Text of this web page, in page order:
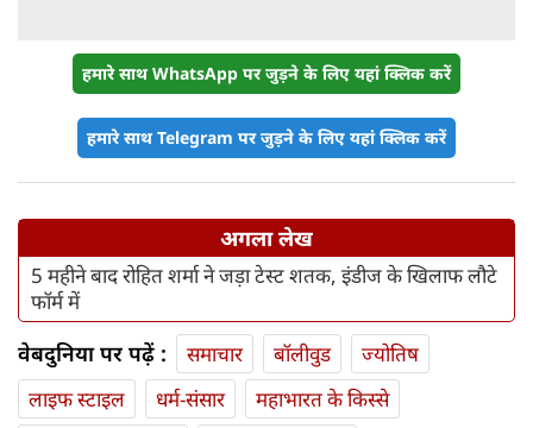
हमारे साथ WhatsApp पर जुड़ने के लिए यहां क्लिक करें
हमारे साथ Telegram पर जुड़ने के लिए यहां क्लिक करें
अगला लेख
5 महीने बाद रोहित शर्मा ने जड़ा टेस्ट शतक, इंडीज के खिलाफ लौटे
फॉर्म में
वेबदुनिया पर पढ़ें : समाचार बॉलीवुड
ज्योतिष
लाइफ स्‍टाइल
धर्म-संसार
महाभारत के किस्से